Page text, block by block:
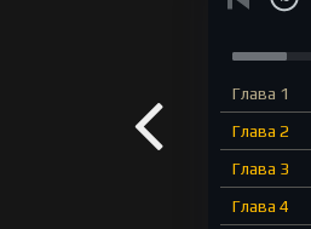
Глава 1
Глава 2
Глава 3
Глава 4